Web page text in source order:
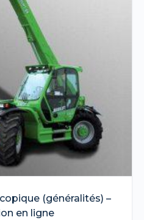
(généralités) –
en ligne